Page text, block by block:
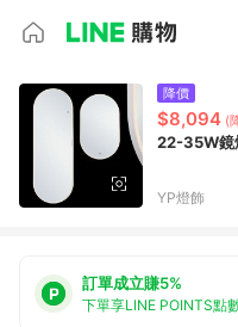
降價
$8,094 (
22-35W
YP燈飾
訂單成立賺5%
下單享LINE POINTS點